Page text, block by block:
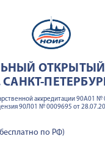
ОТКРЫТЫЙ
САНКТ-
аккредитации 90А01 №
90Л01 № 0009695 от
по РФ)